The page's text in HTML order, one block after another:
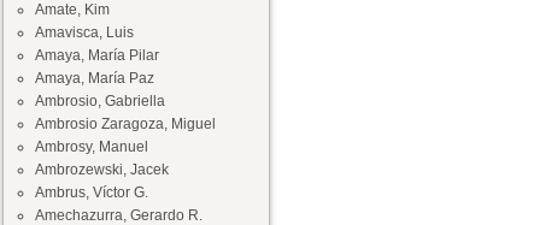
Amate, Kim
Amavisca, Luis
Amaya, María Pilar
Amaya, María Paz
Ambrosio, Gabriella
Ambrosio Zaragoza, Miguel
Ambrosy, Manuel
Ambrozewski, Jacek
Ambrus, Víctor G.
Amechazurra, Gerardo R.